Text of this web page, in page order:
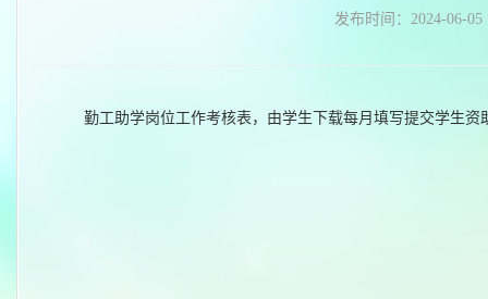
发布时间：2024-06-05
勤工助学岗位工作考核表，由学生下载每月填写提交学生资